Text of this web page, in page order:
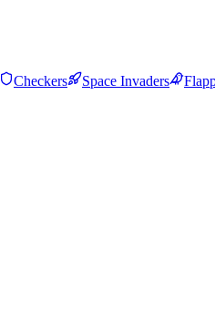
Checkers Space Invaders